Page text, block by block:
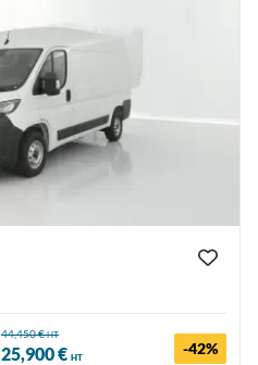
44,450 €HT
25,900 € HT -42%